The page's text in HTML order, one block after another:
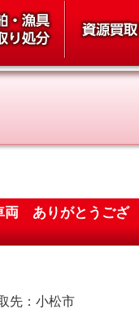
ありがとうござ
：小松市